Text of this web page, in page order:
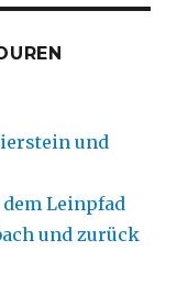
und
dem Leinpfad
und zurück